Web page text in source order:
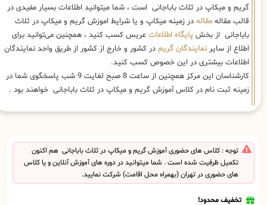
گریم و میکاپ در ثلاث باباجانی است ، شما میتوانید اطلاعات بسیار مفیدی در
قالب مقالهمقالهدر زمینه میکاپ و یا شرایط اموزش گریم و میکاپ در ثلاث
باباجانی از بخشپایگاه اطلاعاتعریس کسب کنید ، همچنین می‌توانید برای
اطلاع از سایرنمایندگان گریمدر کشور و خارج از کشور از طریق واحد نمایندگان
اطلاعات بیشتری در این خصوص کسب کنید.
کارشناسان این مرکز همچنین از ساعت 8 صبح لغایت 9 شب پاسخگوی شما در
زمینه ثبت نام در کلاس آموزش گریم و میکاپ در ثلاث باباجانی خواهند بود .
توجه : کلاس های حضوری آموزش گریم و میکاپ در ثلاث باباجانی هم اکنون
تکمیل ظرفیت شده است . شما میتوانید در دوره های آموزش آنلاین و یا کلاس
های حضوری در تهران (بهمراه محل اقامت) شرکت نمایید.
تخفیف محدود!